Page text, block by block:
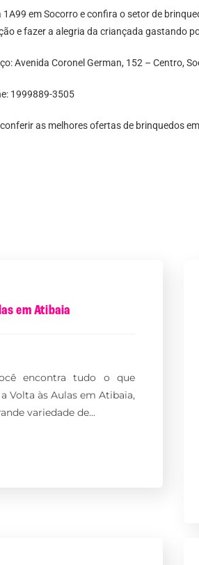
1A99 em Socorro e confira o setor de
e fazer a alegria da criançada gastando
Avenida Coronel German, 152 – Centro,
1999889-3505
as melhores ofertas de brinquedos
em Atibaia
encontra tudo o que
Volta às Aulas em Atibaia,
variedade de…